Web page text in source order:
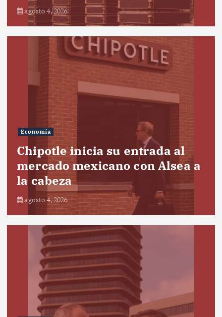
agosto 4, 2026
Economía
Chipotle inicia su entrada al
mercado mexicano con Alsea a
la cabeza
agosto 4, 2026